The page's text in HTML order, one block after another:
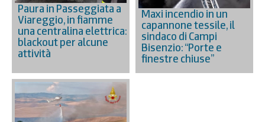
Paura in Passeggiata a
Viareggio, in fiamme
una centralina elettrica:
blackout per alcune
attività
Maxi incendio in un
capannone tessile, il
sindaco di Campi
Bisenzio: “Porte e
finestre chiuse”